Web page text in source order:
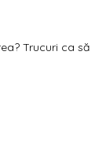
Trucuri ca să